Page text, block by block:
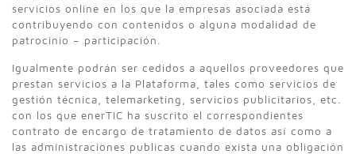
servicios online en los que la empresas asociada está
contribuyendo con contenidos o alguna modalidad de
patrocinio – participación.
Igualmente podrán ser cedidos a aquellos proveedores que
prestan servicios a la Plataforma, tales como servicios de
gestión técnica, telemarketing, servicios publicitarios, etc.
con los que enerTIC ha suscrito el correspondientes
contrato de encargo de tratamiento de datos así como a
las administraciones publicas cuando exista una obligación